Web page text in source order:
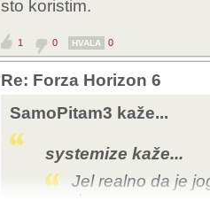
sto koristim.
1 0 HVALA 0
Re: Forza Horizon 6
SamoPitam3 kaže...
systemize kaže...
Jel realno da je
dana.